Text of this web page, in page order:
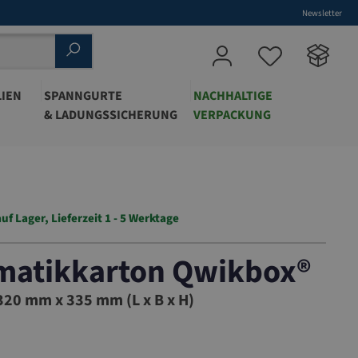
Newsletter
SPANNGURTE
& LADUNGSSICHERUNG
NACHHALTIGE
VERPACKUNG
Lager, Lieferzeit 1 - 5 Werktage
Qwikbox®
mm x 335 mm (L x B x H)